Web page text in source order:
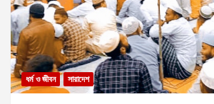
ধর্ম ও জীবন সারাদেশ